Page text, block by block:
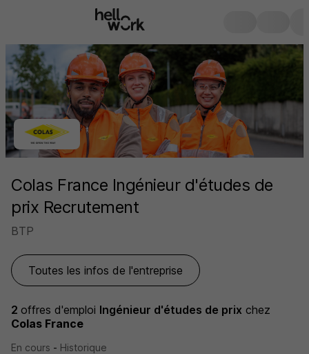
Colas France Ingénieur d'études de
prix Recrutement
BTP
Toutes les infos de l'entreprise
2 offres d'emploi Ingénieur d'études de prix chez
Colas France
En cours - Historique